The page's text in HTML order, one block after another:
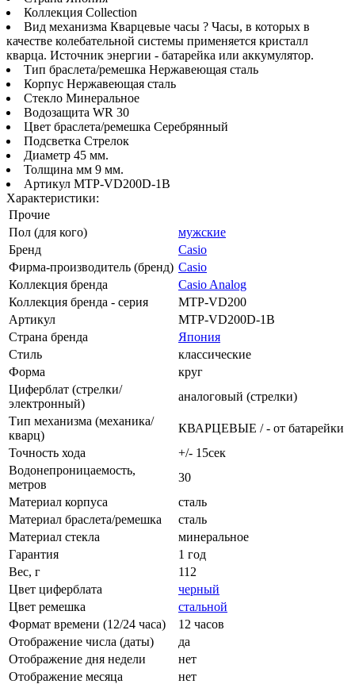
Коллекция Collection
Вид механизма Кварцевые часы ? Часы, в которых в
качестве колебательной системы применяется кристалл
кварца. Источник энергии - батарейка или аккумулятор.
Тип браслета/ремешка Нержавеющая сталь
Корпус Нержавеющая сталь
Стекло Минеральное
Водозащита WR 30
Цвет браслета/ремешка Серебрянный
Подсветка Стрелок
Диаметр 45 мм.
Толщина мм 9 мм.
Артикул MTP-VD200D-1B
Характеристики:
Прочие
Пол (для кого)
мужские
Бренд
Casio
Фирма-производитель (бренд) Casio
Коллекция бренда
Casio Analog
Коллекция бренда - серия
MTP-VD200
Артикул
MTP-VD200D-1B
Страна бренда
Япония
Стиль
классические
Форма
круг
Циферблат (стрелки/
электронный)
аналоговый (стрелки)
Тип механизма (механика/
кварц)
КВАРЦЕВЫЕ / - от батарейки
Точность хода
+/- 15сек
Водонепроницаемость,
метров
30
Материал корпуса
сталь
Материал браслета/ремешка
сталь
Материал стекла
минеральное
Гарантия
1 год
Вес, г
112
Цвет циферблата
черный
Цвет ремешка
стальной
Формат времени (12/24 часа)
12 часов
Отображение числа (даты)
да
Отображение дня недели
нет
Отображение месяца
нет